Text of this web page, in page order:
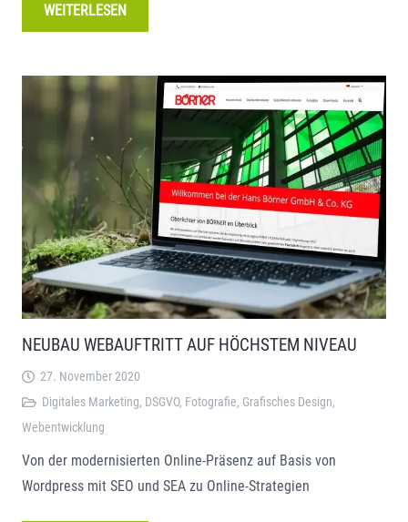
WEITERLESEN
NEUBAU WEBAUFTRITT AUF HÖCHSTEM NIVEAU
27. November 2020
Digitales Marketing, DSGVO, Fotografie, Grafisches Design,
Webentwicklung
Von der modernisierten Online-Präsenz auf Basis von
Wordpress mit SEO und SEA zu Online-Strategien